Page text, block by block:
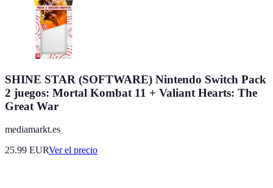
SHINE STAR (SOFTWARE) Nintendo Switch Pack
2 juegos: Mortal Kombat 11 + Valiant Hearts: The
Great War
mediamarkt.es
25.99 EURVer el precio